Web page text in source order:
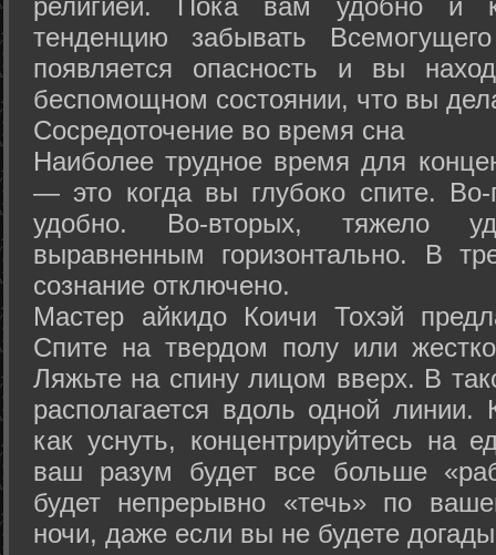
религией. Пока вам удобно и
тенденцию забывать
появляется опасность и вы
беспомощном состоянии, что вы
Сосредоточение во время сна
Наиболее трудное время для
— это когда вы глубоко спите.
удобно. Во-вторых, тяжело
выравненным горизонтально. В
сознание отключено.
Мастер айкидо Коичи Тохэй
Спите на твердом полу или
Ляжьте на спину лицом вверх. В
располагается вдоль одной
как уснуть, концентрируйтесь на
ваш разум будет все больше
будет непрерывно «течь» по
ночи, даже если вы не будете